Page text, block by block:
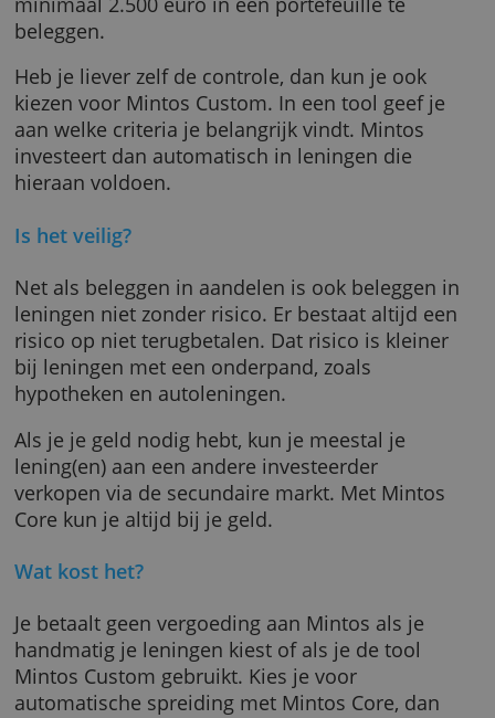
Het samenstellen van een goed gespreide
ook automatisch laten doen door Mintos. Je
kunt dan kiezen voor een kant-en-klare
portefeuille (Mintos Core). Mintos adviseert
minimaal 2.500 euro in een portefeuille te
kiezen voor Mintos Custom. In een tool geef
aan welke criteria je belangrijk vindt. Mintos
investeert dan automatisch in leningen die
hieraan voldoen.
Is het veilig?
Net als beleggen in aandelen is ook
leningen niet zonder risico. Er bestaat altijd
risico op niet terugbetalen. Dat risico is
bij leningen met een onderpand, zoals
hypotheken en autoleningen.
Als je je geld nodig hebt, kun je meestal je
lening(en) aan een andere investeerder